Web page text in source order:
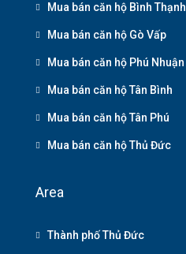
Mua bán căn hộ Bình Thạnh
Mua bán căn hộ Gò Vấp
Mua bán căn hộ Phú Nhuận
Mua bán căn hộ Tân Bình
Mua bán căn hộ Tân Phú
Mua bán căn hộ Thủ Đức
Area
Thành phố Thủ Đức